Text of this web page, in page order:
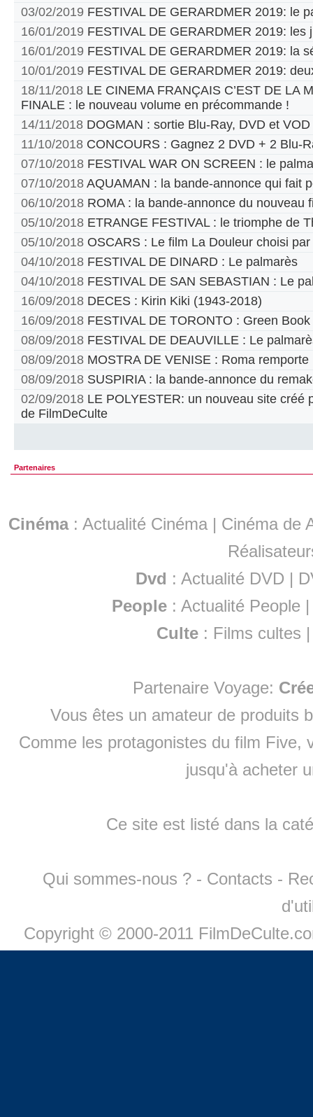
03/02/2019 FESTIVAL DE GERARDMER 2019: le
16/01/2019 FESTIVAL DE GERARDMER 2019: les
16/01/2019 FESTIVAL DE GERARDMER 2019: la
10/01/2019 FESTIVAL DE GERARDMER 2019:
18/11/2018 LE CINEMA FRANÇAIS C’EST DE LA
FINALE : le nouveau volume en précommande !
14/11/2018 DOGMAN : sortie Blu-Ray, DVD et VOD
11/10/2018 CONCOURS : Gagnez 2 DVD + 2 Blu-
07/10/2018 FESTIVAL WAR ON SCREEN : le
07/10/2018 AQUAMAN : la bande-annonce qui fait
06/10/2018 ROMA : la bande-annonce du nouveau
05/10/2018 ETRANGE FESTIVAL : le triomphe de
05/10/2018 OSCARS : Le film La Douleur choisi
04/10/2018 FESTIVAL DE DINARD : Le palmarès
04/10/2018 FESTIVAL DE SAN SEBASTIAN : Le
16/09/2018 DECES : Kirin Kiki (1943-2018)
16/09/2018 FESTIVAL DE TORONTO : Green
08/09/2018 FESTIVAL DE DEAUVILLE : Le
08/09/2018 MOSTRA DE VENISE : Roma remporte
08/09/2018 SUSPIRIA : la bande-annonce du
02/09/2018 LE POLYESTER: un nouveau site créé
de FilmDeCulte
Partenaires
Cinéma: Actualité Cinéma | Cinéma de
Dvd : Actualité DVD |
People :Actualité People
Culte : Films cultes
Partenaire Voyage:
Vous êtes un amateur de produits
Comme les protagonistes du film Five,
jusqu'à acheter
Ce site est listé dans la
Qui sommes-nous ? - Contacts -
Copyright © 2000-2011